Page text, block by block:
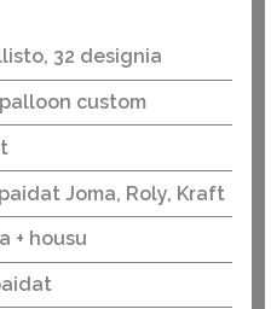
32 designia
custom
Joma, Roly, Kraft
+ housu